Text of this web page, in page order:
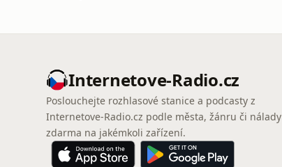
Internetove-Radio.cz
Poslouchejte rozhlasové stanice a podcasty z
Internetove-Radio.cz podle města, žánru či
zdarma na jakémkoli zařízení.